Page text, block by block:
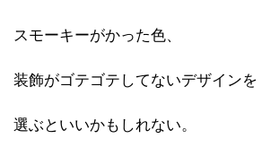
スモーキーがかった色、
装飾がゴテゴテしてないデザインを
選ぶといいかもしれない。